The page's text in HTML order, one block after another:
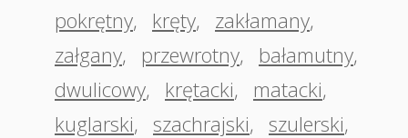
pokrętny, kręty, zakłamany,
załgany, przewrotny, bałamutny,
dwulicowy, krętacki, matacki,
kuglarski, szachrajski, szulerski,